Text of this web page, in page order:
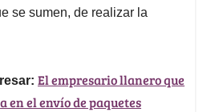
se sumen, de realizar la
El empresario llanero que
en el envío de paquetes